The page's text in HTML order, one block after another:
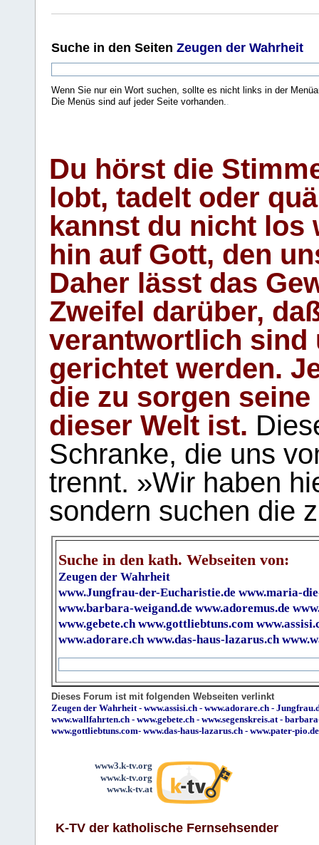
Suche in den Seiten Zeugen der Wahrheit
Wenn Sie nur ein Wort suchen, sollte es nicht links in der
Die Menüs sind auf jeder Seite vorhanden..
Du hörst die
lobt, tadelt oder
kannst du nicht los
hin auf Gott, den
Daher lässt das
Zweifel darüber,
verantwortlich sind
gerichtet werden.
die zu sorgen
dieser Welt ist.
Schranke, die uns
trennt. »Wir haben
sondern suchen die
Suche in den kath. Webseiten von:
Zeugen der Wahrheit
www.Jungfrau-der-Eucharistie.de www.maria-
www.barbara-weigand.de www.adoremus.de
www.gebete.ch www.gottliebtuns.com
www.adorare.ch www.das-haus-lazarus.ch
Dieses Forum ist mit folgenden Webseiten verlinkt
Zeugen der Wahrheit- www.assisi.ch - www.adorare.ch -
www.wallfahrten.ch - www.gebete.ch - www.segenskreis.at-
www.gottliebtuns.com- www.das-haus-lazarus.ch - www.pater-pio.de
www3.k-tv.org
www.k-tv.org
www.k-tv.at
K-TV der katholische Fernsehsender